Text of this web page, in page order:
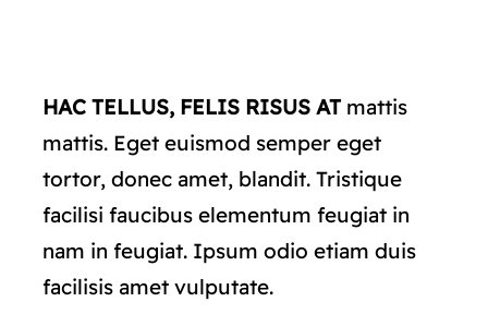
HAC TELLUS, FELIS RISUS ATmattis
mattis. Eget euismod semper eget
tortor, donec amet, blandit. Tristique
facilisi faucibus elementum feugiat in
nam in feugiat. Ipsum odio etiam duis
facilisis amet vulputate.